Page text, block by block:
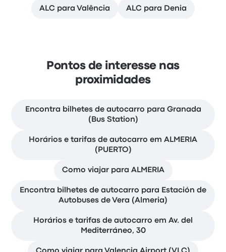
ALC para Valência ALC para Denia
Pontos de interesse nas
proximidades
Encontra bilhetes de autocarro para Granada
(Bus Station)
Horários e tarifas de autocarro em ALMERIA
(PUERTO)
Como viajar para ALMERIA
Encontra bilhetes de autocarro para Estación de
Autobuses de Vera (Almeria)
Horários e tarifas de autocarro em Av. del
Mediterráneo, 30